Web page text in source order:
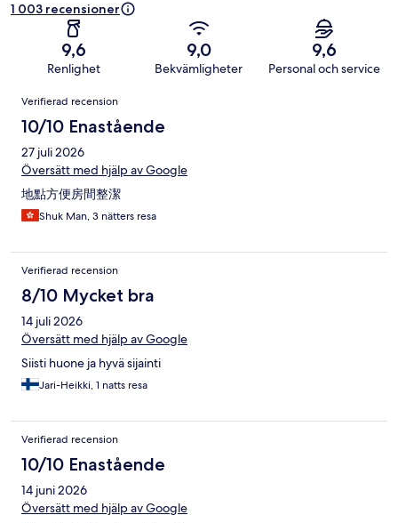
1 003 recensioner
9,6
Renlighet
9,0
Bekvämligheter
9,6
Personal och service
Recensioner
Verifierad recension
10/10 Enastående
27 juli 2026
Översätt med hjälp av Google
地點方便房間整潔
Shuk Man, 3 nätters resa
Verifierad recension
8/10 Mycket bra
14 juli 2026
Översätt med hjälp av Google
Siisti huone ja hyvä sijainti
Jari-Heikki, 1 natts resa
Verifierad recension
10/10 Enastående
14 juni 2026
Översätt med hjälp av Google